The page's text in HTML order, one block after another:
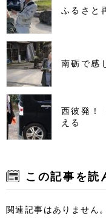
ふるさと
南砺で感
西彼発！
える
この記事を読
関連記事はありません。